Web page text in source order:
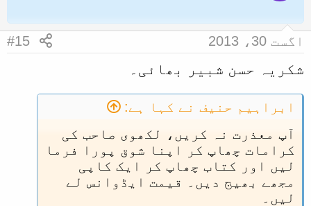
o
n
:
اگست 30، 2013 #15
شکریہ حسن شبیر بھائی۔
ابراہیم حنیف نے کہا ہے:
آپ معذرت نہ کریں، لکھوی صاحب کی
کرامات چھاپ کر اپنا شوق پورا فرما
لیں اور کتاب چھاپ کر ایک کاپی
مجھے بھیج دیں۔ قیمت ایڈوانس لے
لیں۔